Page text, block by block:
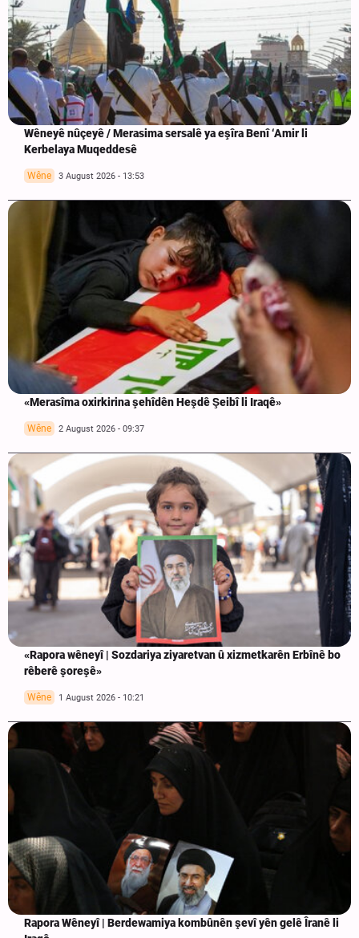
Wêneyê nûçeyê / Merasima sersalê ya eşîra Benî ‘Amir li
Kerbelaya Muqeddesê
Wêne 3 August 2026 - 13:53
«Merasîma oxirkirina şehîdên Heşdê Şeibî li Iraqê»
Wêne 2 August 2026 - 09:37
«Rapora wêneyî | Sozdariya ziyaretvan û xizmetkarên Erbînê bo
rêberê şoreşê»
Wêne 1 August 2026 - 10:21
Rapora Wêneyî | Berdewamiya kombûnên şevî yên gelê Îranê li